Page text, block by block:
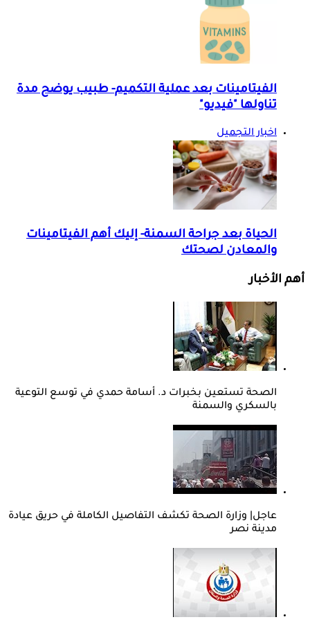
الفيتامينات بعد عملية التكميم- طبيب يوضح مدة
تناولها "فيديو"
اخبار التجميل
الحياة بعد جراحة السمنة- إليك أهم الفيتامينات
والمعادن لصحتك
أهم الأخبار
الصحة تستعين بخبرات د. أسامة حمدي في توسع التوعية
بالسكري والسمنة
عاجل| وزارة الصحة تكشف التفاصيل الكاملة في حريق عيادة
مدينة نصر